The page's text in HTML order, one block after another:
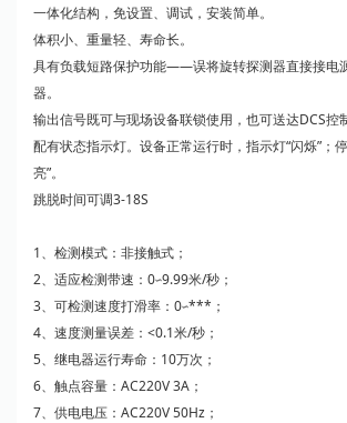
一体化结构，免设置、调试，安装简单。
体积小、重量轻、寿命长。
具有负载短路保护功能——误将旋转探测器直接接电
器。
输出信号既可与现场设备联锁使用，也可送达DCS控
配有状态指示灯。设备正常运行时，指示灯“闪烁”；
亮”。
跳脱时间可调3-18S
1、检测模式：非接触式；
2、适应检测带速：0∽9.99米/秒；
3、可检测速度打滑率：0∽***；
4、速度测量误差：<0.1米/秒；
5、继电器运行寿命：10万次；
6、触点容量：AC220V 3A；
7、供电电压：AC220V 50Hz；